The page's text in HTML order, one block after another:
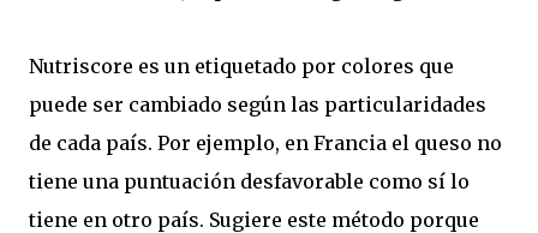
Nutriscore es un etiquetado por colores que
puede ser cambiado según las particularidades
de cada país. Por ejemplo, en Francia el queso no
tiene una puntuación desfavorable como sí lo
tiene en otro país. Sugiere este método porque